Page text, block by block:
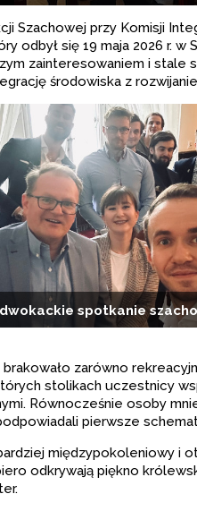
Szachowej przy Komisji
odbył się 19 maja 2026 r.
zainteresowaniem i stale
środowiska z
spotkanie
zarówno
stolikach uczestnicy
Równocześnie osoby
pierwsze
międzypokoleniowy i
odkrywają piękno